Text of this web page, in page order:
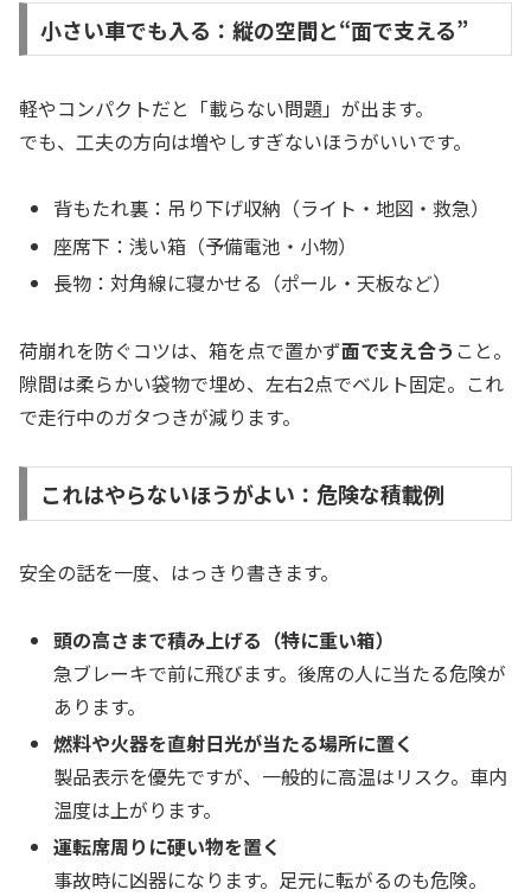
小さい車でも入る：縦の空間と“面で支える”
軽やコンパクトだと「載らない問題」が出ます。
でも、工夫の方向は増やしすぎないほうがいいです。
背もたれ裏：吊り下げ収納（ライト・地図・救急）
座席下：浅い箱（予備電池・小物）
長物：対角線に寝かせる（ポール・天板など）
荷崩れを防ぐコツは、箱を点で置かず面で支え合う こと。
隙間は柔らかい袋物で埋め、左右2点でベルト固定。これ
で走行中のガタつきが減ります。
これはやらないほうがよい：危険な積載例
安全の話を一度、はっきり書きます。
頭の高さまで積み上げる（特に重い箱）
急ブレーキで前に飛びます。後席の人に当たる危険が
あります。
燃料や火器を直射日光が当たる場所に置く
製品表示を優先ですが、一般的に高温はリスク。車内
温度は上がります。
運転席周りに硬い物を置く
事故時に凶器になります。足元に転がるのも危険。